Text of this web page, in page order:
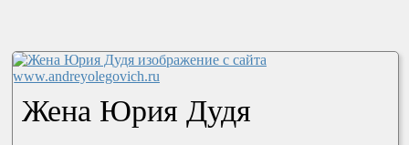
Жена Юрия Дудя